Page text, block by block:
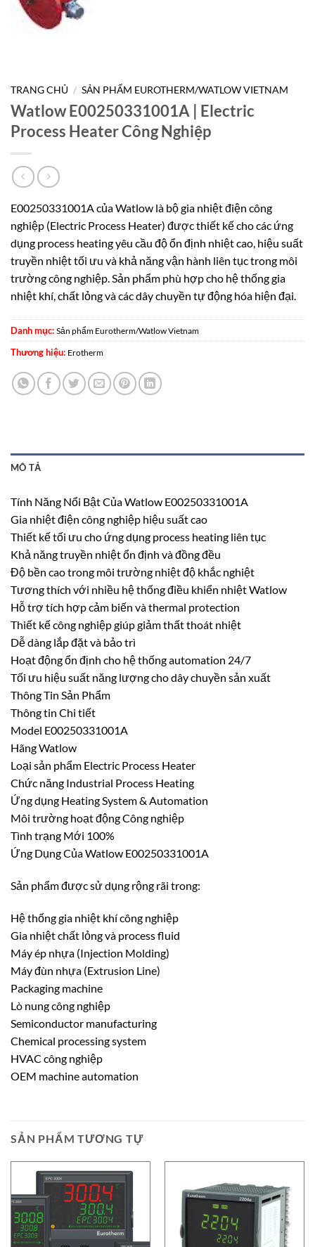
TRANG CHỦ / SẢN PHẨM EUROTHERM/WATLOW VIETNAM
Watlow E00250331001A | Electric
Process Heater Công Nghiệp
E00250331001A của Watlow là bộ gia nhiệt điện công
nghiệp (Electric Process Heater) được thiết kế cho các ứng
dụng process heating yêu cầu độ ổn định nhiệt cao, hiệu suất
truyền nhiệt tối ưu và khả năng vận hành liên tục trong môi
trường công nghiệp. Sản phẩm phù hợp cho hệ thống gia
nhiệt khí, chất lỏng và các dây chuyền tự động hóa hiện đại.
Danh mục: Sản phẩm Eurotherm/Watlow Vietnam
Thương hiệu: Erotherm
MÔ TẢ
Tính Năng Nổi Bật Của Watlow E00250331001A
Gia nhiệt điện công nghiệp hiệu suất cao
Thiết kế tối ưu cho ứng dụng process heating liên tục
Khả năng truyền nhiệt ổn định và đồng đều
Độ bền cao trong môi trường nhiệt độ khắc nghiệt
Tương thích với nhiều hệ thống điều khiển nhiệt Watlow
Hỗ trợ tích hợp cảm biến và thermal protection
Thiết kế công nghiệp giúp giảm thất thoát nhiệt
Dễ dàng lắp đặt và bảo trì
Hoạt động ổn định cho hệ thống automation 24/7
Tối ưu hiệu suất năng lượng cho dây chuyền sản xuất
Thông Tin Sản Phẩm
Thông tin Chi tiết
Model E00250331001A
Hãng Watlow
Loại sản phẩm Electric Process Heater
Chức năng Industrial Process Heating
Ứng dụng Heating System & Automation
Môi trường hoạt động Công nghiệp
Tình trạng Mới 100%
Ứng Dụng Của Watlow E00250331001A
Sản phẩm được sử dụng rộng rãi trong:
Hệ thống gia nhiệt khí công nghiệp
Gia nhiệt chất lỏng và process fluid
Máy ép nhựa (Injection Molding)
Máy đùn nhựa (Extrusion Line)
Packaging machine
Lò nung công nghiệp
Semiconductor manufacturing
Chemical processing system
HVAC công nghiệp
OEM machine automation
SẢN PHẨM TƯƠNG TỰ